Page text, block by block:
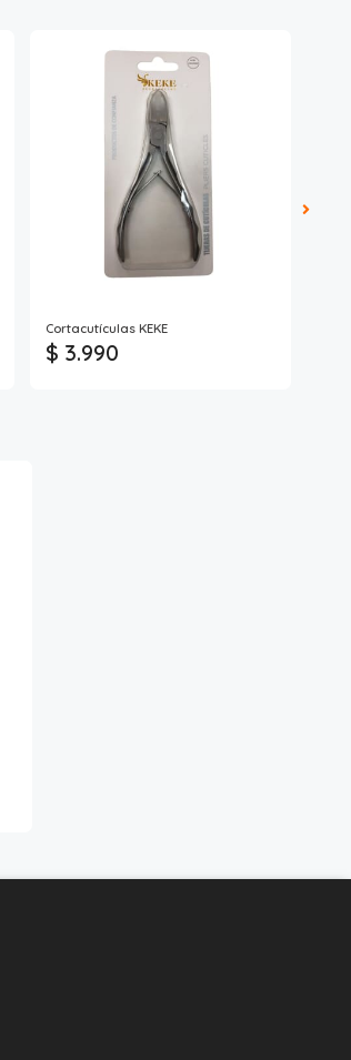
Cortacutículas KEKE
$ 3.990